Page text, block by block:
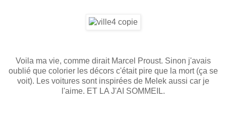
Voila ma vie, comme dirait Marcel Proust. Sinon j'avais
oublié que colorier les décors c'était pire que la mort (ça se
voit). Les voitures sont inspirées de Melek aussi car je
l'aime. ET LA J'AI SOMMEIL.